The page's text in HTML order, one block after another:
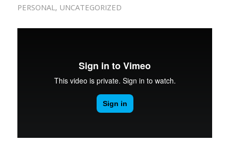
PERSONAL, UNCATEGORIZED